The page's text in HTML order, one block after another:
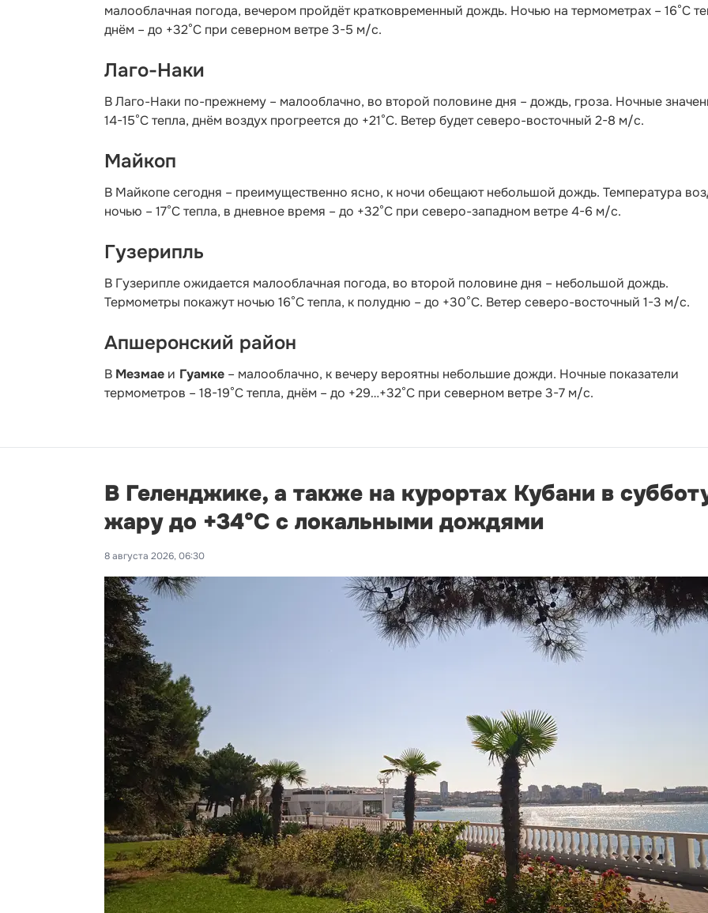
малооблачная погода, вечером пройдёт кратковременный дождь. Ночью на термометрах – 16°C
днём – до +32°C при северном ветре 3-5 м/с.
Лаго-Наки
В Лаго-Наки по-прежнему – малооблачно, во второй половине дня – дождь, гроза. Ночные
14-15°С тепла, днём воздух прогреется до +21°С. Ветер будет северо-восточный 2-8 м/с.
Майкоп
В Майкопе сегодня – преимущественно ясно, к ночи обещают небольшой дождь. Температура
ночью – 17°С тепла, в дневное время – до +32°С при северо-западном ветре 4-6 м/с.
Гузерипль
В Гузерипле ожидается малооблачная погода, во второй половине дня – небольшой дождь.
Термометры покажут ночью 16°С тепла, к полудню – до +30°С. Ветер северо-восточный 1-3 м/с.
Апшеронский район
В Мезмае и Гуамке – малооблачно, к вечеру вероятны небольшие дожди. Ночные показатели
термометров – 18-19°С тепла, днём – до +29…+32°С при северном ветре 3-7 м/с.
В Геленджике, а также на курортах Кубани в
жару до +34°С с локальными дождями
8 августа 2026, 06:30